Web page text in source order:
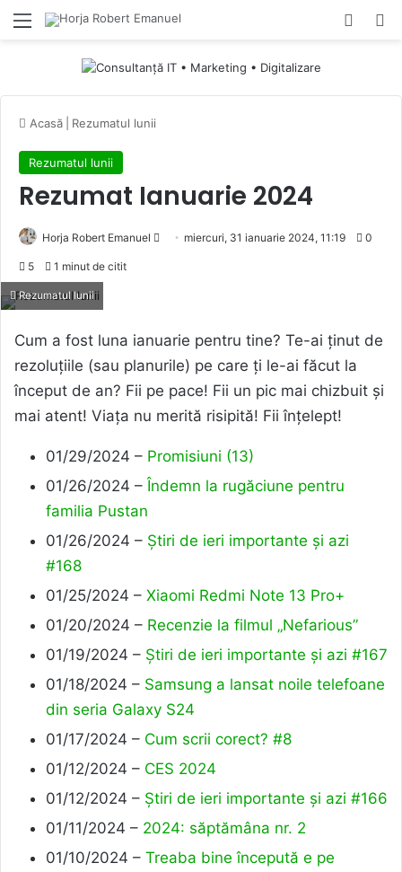
Menu
Acasă Rezumatul lunii
Rezumatul lunii
Rezumat Ianuarie 2024
Horja Robert Emanuel
Send miercuri, 31 ianuarie 2024, 11:19 0
5 1 minut de citit
Rezumatul lunii
Cum a fost luna ianuarie pentru tine? Te-ai ținut de
rezoluțiile (sau planurile) pe care ți le-ai făcut la
început de an? Fii pe pace! Fii un pic mai chizbuit și
mai atent! Viața nu merită risipită! Fii înțelept!
01/29/2024 – Promisiuni (13)
01/26/2024 –Îndemn la rugăciune pentru
familia Pustan
01/26/2024 – Știri de ieri importante și azi
#168
01/25/2024 – Xiaomi Redmi Note 13 Pro+
01/20/2024 – Recenzie la filmul „Nefarious”
01/19/2024 – Știri de ieri importante și azi #167
01/18/2024 – Samsung a lansat noile telefoane
din seria Galaxy S24
01/17/2024 – Cum scrii corect? #8
01/12/2024 – CES 2024
01/12/2024 – Știri de ieri importante și azi #166
01/11/2024 – 2024: săptămâna nr. 2
01/10/2024 – Treaba bine începută e pe